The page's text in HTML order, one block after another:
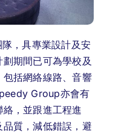
，具專業設計及安
期間已可為學校及
括網絡線路、音響
Group亦會有
，並跟進工程進
質，減低錯誤，避